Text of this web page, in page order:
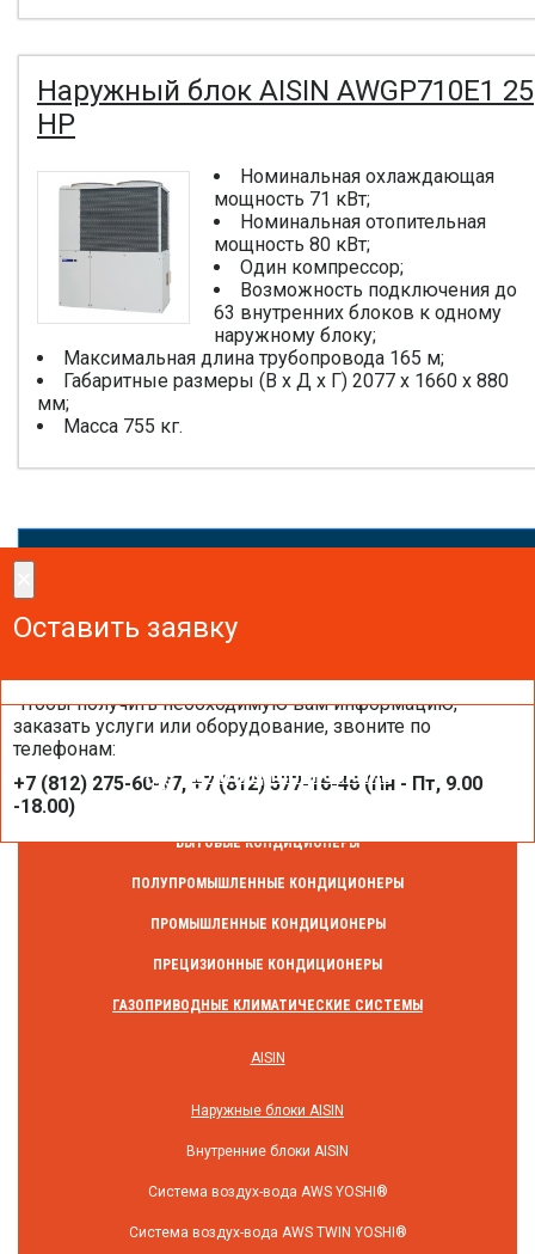
Наружный блок AISIN AWGP710E1 25
HP
Номинальная охлаждающая
мощность 71 кВт;
Номинальная отопительная
мощность 80 кВт;
Один компрессор;
Возможность подключения до
63 внутренних блоков к одному
наружному блоку;
Максимальная длина трубопровода 165 м;
Габаритные размеры (В x Д x Г) 2077 x 1660 x 880
мм;
Масса 755 кг.
Оставить заявку
Оставить заявку
Чтобы получить необходимую вам информацию,
заказать услуги или оборудование, звоните по
телефонам:
+7 (812) 275-60-77, +7 (812) 577-16-46 (Пн - Пт, 9.00
-18.00)
Оставить заявку
КОНДИЦИОНИРОВАНИЕ
БЫТОВЫЕ КОНДИЦИОНЕРЫ
ПОЛУПРОМЫШЛЕННЫЕ КОНДИЦИОНЕРЫ
ПРОМЫШЛЕННЫЕ КОНДИЦИОНЕРЫ
ПРЕЦИЗИОННЫЕ КОНДИЦИОНЕРЫ
ГАЗОПРИВОДНЫЕ КЛИМАТИЧЕСКИЕ СИСТЕМЫ
AISIN
Наружные блоки AISIN
Внутренние блоки AISIN
Система воздух-вода AWS YOSHI®
Система воздух-вода AWS TWIN YOSHI®